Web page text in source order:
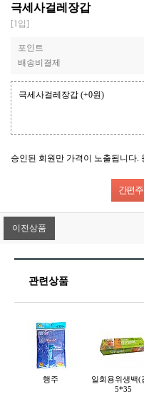
극세사걸레장갑
[1입]
포인트
배송비결제
극세사걸레장갑 (+0원)
승인된 회원만 가격이 노출됩니다.
이전상품
관련상품
행주
일회용위생백(
5*35